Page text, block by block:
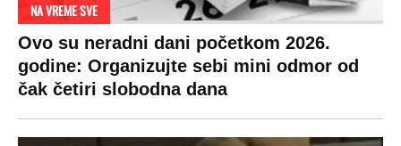
NA VREME SVE
Ovo su neradni dani početkom 2026.
godine: Organizujte sebi mini odmor od
čak četiri slobodna dana